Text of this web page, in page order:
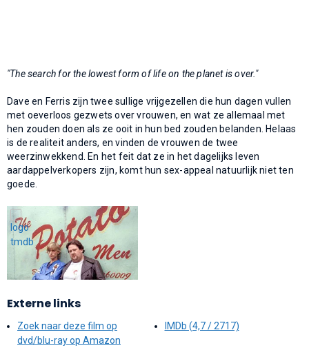
"The search for the lowest form of life on the planet is over."
Dave en Ferris zijn twee sullige vrijgezellen die hun dagen vullen
met oeverloos gezwets over vrouwen, en wat ze allemaal met
hen zouden doen als ze ooit in hun bed zouden belanden. Helaas
is de realiteit anders, en vinden de vrouwen de twee
weerzinwekkend. En het feit dat ze in het dagelijks leven
aardappelverkopers zijn, komt hun sex-appeal natuurlijk niet ten
goede.
Externe links
Zoek naar deze film op
dvd/blu-ray op Amazon
IMDb (4,7 / 2717)